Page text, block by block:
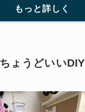
もっと詳しく
ちょうどいいDIY